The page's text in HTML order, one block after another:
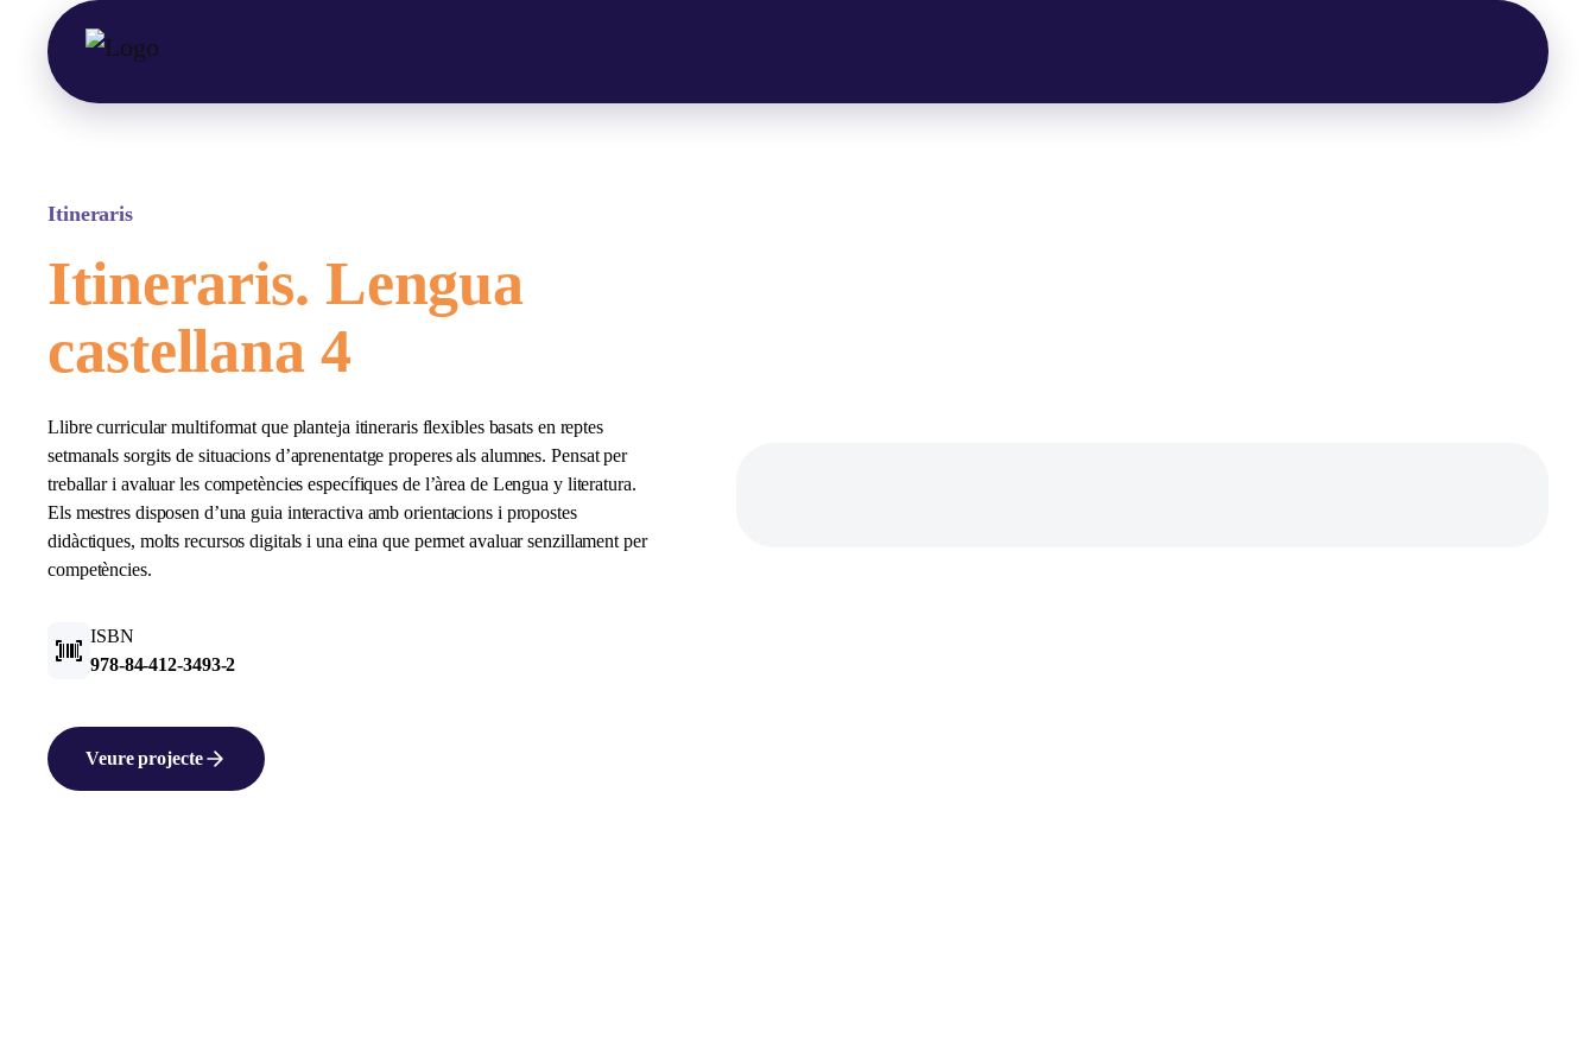
Itineraris
Itineraris. Lengua
castellana 4
Llibre curricular multiformat que planteja itineraris flexibles basats en reptes
setmanals sorgits de situacions d’aprenentatge properes als alumnes. Pensat per
treballar i avaluar les competències específiques de l’àrea de Lengua y literatura.
Els mestres disposen d’una guia interactiva amb orientacions i propostes
didàctiques, molts recursos digitals i una eina que permet avaluar senzillament per
competències.
ISBN
978-84-412-3493-2
Veure projecte